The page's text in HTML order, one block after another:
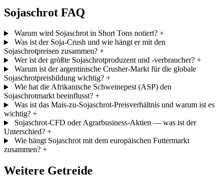
Sojaschrot FAQ
Warum wird Sojaschrot in Short Tons notiert? +
Was ist der Soja-Crush und wie hängt er mit den
Sojaschrotpreisen zusammen? +
Wer ist der größte Sojaschrotproduzent und -verbraucher? +
Warum ist der argentinische Crusher-Markt für die globale
Sojaschrotpreisbildung wichtig? +
Wie hat die Afrikanische Schweinepest (ASP) den
Sojaschrotmarkt beeinflusst? +
Was ist das Mais-zu-Sojaschrot-Preisverhältnis und warum ist es
wichtig? +
Sojaschrot-CFD oder Agrarbusiness-Aktien — was ist der
Unterschied? +
Wie hängt Sojaschrot mit dem europäischen Futtermarkt
zusammen? +
Weitere Getreide